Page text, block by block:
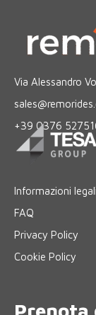
Via Alessandro
+39 0376
Informazioni
FAQ
Privacy Policy
Cookie Policy